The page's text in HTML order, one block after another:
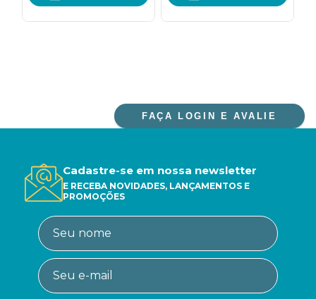
FAÇA LOGIN E AVALIE
Cadastre-se em nossa newsletter
E RECEBA NOVIDADES, LANÇAMENTOS E
PROMOÇÕES